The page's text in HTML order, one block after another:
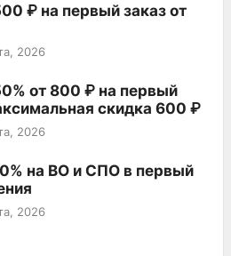
₽ на первый заказ от
2026
от 800 ₽ на первый
скидка 600 ₽
2026
на ВО и СПО в первый
2026